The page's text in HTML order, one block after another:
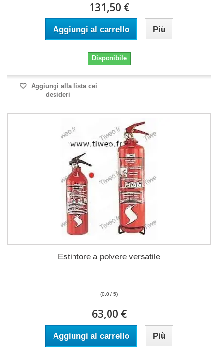
131,50 €
Aggiungi al carrello Più
Disponibile
Aggiungi alla lista dei
desideri
Estintore a polvere versatile
(0.0 / 5)
63,00 €
Aggiungi al carrello Più